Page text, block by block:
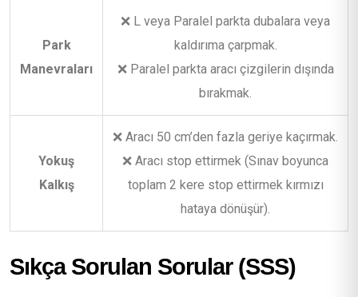
Park
Manevraları
❌ L veya Paralel parkta dubalara veya
kaldırıma çarpmak.
❌ Paralel parkta aracı çizgilerin dışında
bırakmak.
Yokuş
Kalkış
❌ Aracı 50 cm’den fazla geriye kaçırmak.
❌ Aracı stop ettirmek (Sınav boyunca
toplam 2 kere stop ettirmek kırmızı
hataya dönüşür).
Sıkça Sorulan Sorular (SSS)